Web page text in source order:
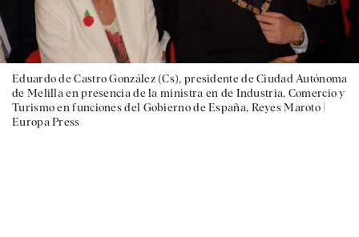
Eduardo de Castro González (Cs), presidente de Ciudad Autónoma
de Melilla en presencia de la ministra en de Industria, Comercio y
Turismo en funciones del Gobierno de España, Reyes Maroto |
Europa Press